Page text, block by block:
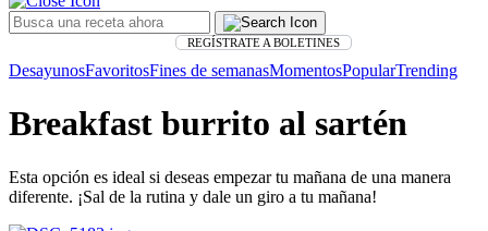
REGÍSTRATE A BOLETINES
DesayunosFavoritosFines de semanasMomentosPopularTrending
Breakfast burrito al sartén
Esta opción es ideal si deseas empezar tu mañana de una manera
diferente. ¡Sal de la rutina y dale un giro a tu mañana!